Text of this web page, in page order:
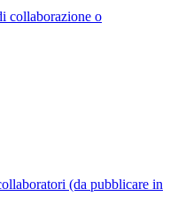
collaborazione o
(da pubblicare in